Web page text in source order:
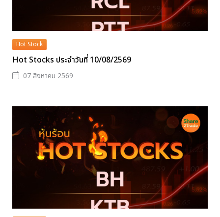
Hot Stock
Hot Stocks ประจำวันที่ 10/08/2569
07 สิงหาคม 2569